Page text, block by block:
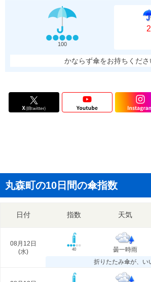
100
かならず傘をお持ちくださ
丸森町の10日間の傘指数
日付 指数 天気
08月12日
(水) 40 曇一時雨
折りたたみ傘が、い